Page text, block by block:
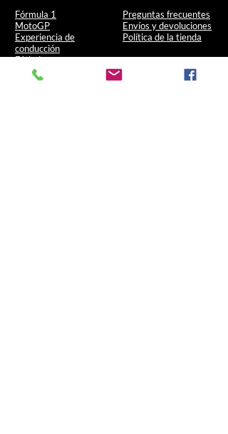
Fórmula 1
MotoGP
Experiencia de
conducción
Fútbol
Carreras de caballos
Preguntas frecuentes
Envíos y devoluciones
Política de la tienda